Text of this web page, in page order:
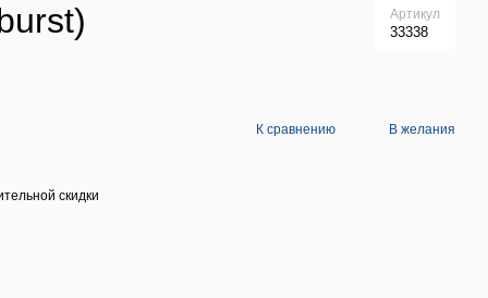
Артикул
33338
К сравнению В желания
скидки